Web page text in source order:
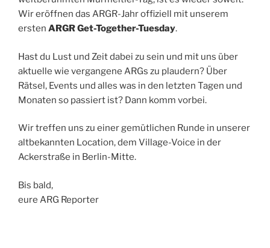
Wir eröffnen das ARGR-Jahr offiziell mit unserem
ersten ARGR Get-Together-Tuesday.
Hast du Lust und Zeit dabei zu sein und mit uns über
aktuelle wie vergangene ARGs zu plaudern? Über
Rätsel, Events und alles was in den letzten Tagen und
Monaten so passiert ist? Dann komm vorbei.
Wir treffen uns zu einer gemütlichen Runde in unserer
altbekannten Location, dem Village-Voice in der
Ackerstraße in Berlin-Mitte.
Bis bald,
eure ARG Reporter